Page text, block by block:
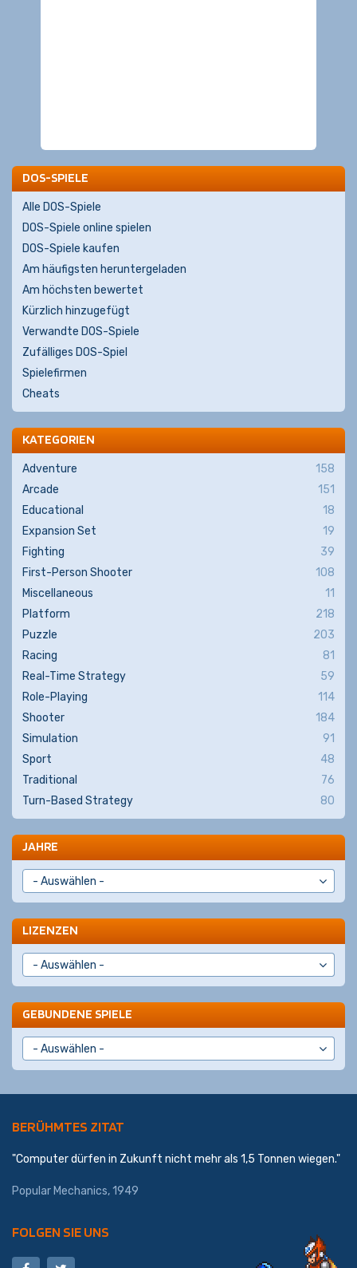
DOS-SPIELE
Alle DOS-Spiele
DOS-Spiele online spielen
DOS-Spiele kaufen
Am häufigsten heruntergeladen
Am höchsten bewertet
Kürzlich hinzugefügt
Verwandte DOS-Spiele
Zufälliges DOS-Spiel
Spielefirmen
Cheats
KATEGORIEN
Adventure
158
Arcade
151
Educational
18
Expansion Set
19
Fighting
39
First-Person Shooter
108
Miscellaneous
11
Platform
218
Puzzle
203
Racing
81
Real-Time Strategy
59
Role-Playing
114
Shooter
184
Simulation
91
Sport
48
Traditional
76
Turn-Based Strategy
80
JAHRE
LIZENZEN
GEBUNDENE SPIELE
BERÜHMTES ZITAT
"Computer dürfen in Zukunft nicht mehr als 1,5 Tonnen wiegen."
Popular Mechanics, 1949
FOLGEN SIE UNS